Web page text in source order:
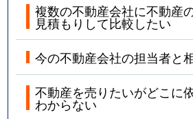
複数の不動産会社に不動産
見積もりして比較したい
今の不動産会社の担当者と
不動産を売りたいがどこに
わからない